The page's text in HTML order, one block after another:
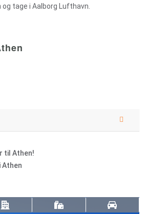
tage i Aalborg Lufthavn.
til Athen!
Athen